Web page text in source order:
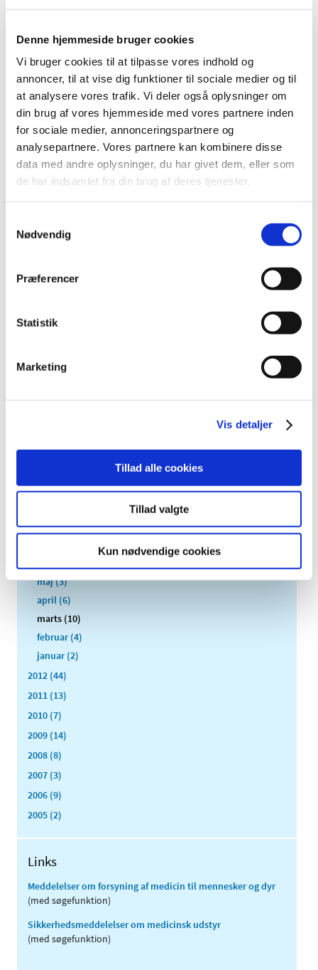
Denne hjemmeside bruger cookies
Vi bruger cookies til at tilpasse vores indhold og
annoncer, til at vise dig funktioner til sociale medier og til
at analysere vores trafik. Vi deler også oplysninger om
din brug af vores hjemmeside med vores partnere inden
for sociale medier, annonceringspartnere og
analysepartnere. Vores partnere kan kombinere disse
data med andre oplysninger, du har givet dem, eller som
de har indsamlet fra din brug af deres tjenester.
Nødvendig
Præferencer
Statistik
Marketing
Vis detaljer
Tillad alle cookies
Tillad valgte
Kun nødvendige cookies
forslag til indstilling til tilskudsstatus for
|6. marts 2013|
Medicintilskudsnævnets 2. forslag til indstilling til
fremtidig tilskudsstatus for lægemidler mod diabetes i…
Alle (2506)
TID
2026 (84)
2023 (195)
2021 (516)
2016 (167)
december (4)
oktober (3)
august (2)
maj (3)
april (6)
marts (10)
februar (4)
januar (2)
2012 (44)
2011 (13)
2010 (7)
2009 (14)
2008 (8)
2007 (3)
2006 (9)
2005 (2)
Links
Meddelelser om forsyning af medicin til mennesker og dyr
(med søgefunktion)
Sikkerhedsmeddelelser om medicinsk udstyr
(med søgefunktion)